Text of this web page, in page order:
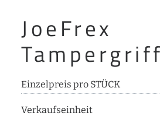
JoeFrex
Einzelpreis pro STÜCK
Verkaufseinheit